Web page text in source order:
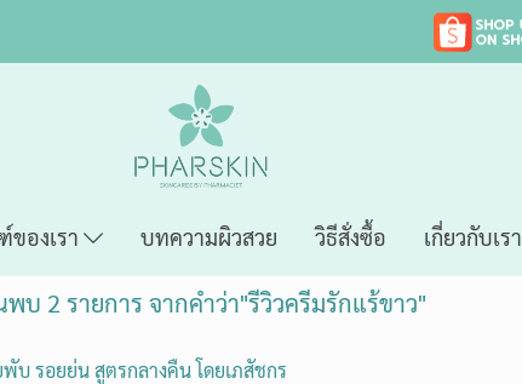
องเรา บทความผิวสวย วิธีสั่งซื้อ เกี่ยวกับเรา
บ 2 รายการ จากคำว่า"รีวิวครีมรักแร้ขาว"
บ รอยย่น สูตรกลางคืน โดยเภสัชกร